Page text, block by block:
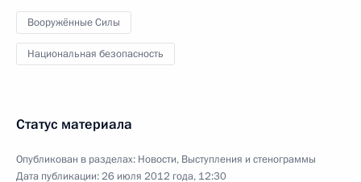
Вооружённые Силы
Национальная безопасность
Статус материала
Опубликован в разделах: Новости, Выступления и стенограммы
Дата публикации:26 июля 2012 года, 12:30